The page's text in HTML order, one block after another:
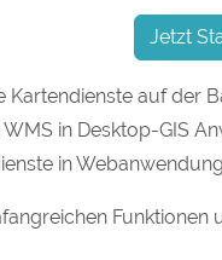
Jetzt
auf der
in Desktop-GIS
in